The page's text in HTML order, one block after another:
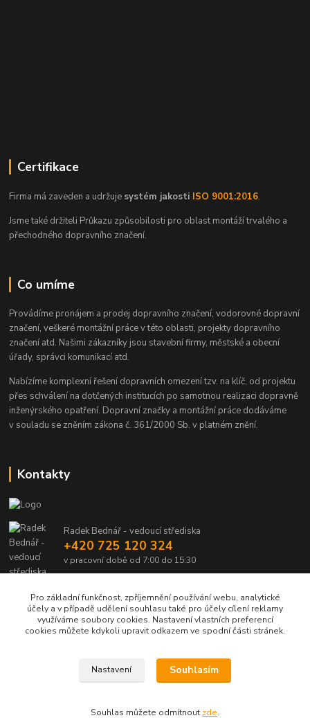
Certifikace
Firma má zaveden a udržuje systém jakosti ISO 9001:2016.
Jsme také držiteli Průkazu způsobilosti pro oblast montáží trvalého a
přechodného dopravního značení.
Co umíme
Provádíme pronájem a prodej dopravního značení, vodorovné dopravní
značení, veškeré montážní práce v této oblasti, projekty dopravního
značení atd. Našimi zákazníky jsou stavební firmy, městské a obecní
úřady, správci komunikací atd.
Nabízíme komplexní řešení dopravních omezení tzv. na klíč, od projektu
přes schválení na dotčených institucích po samotnou realizaci dopravně
inženýrského opatření. Dopravní značky a montážní práce dodáváme
v souladu se zněním zákona č. 361/2000 Sb. v platném znění.
Kontakty
Radek Bednář - vedoucí střediska
+420 725 120 324
v pracovní době od 7:00 do 15:30
Upravit sběr cookies.
DALSIKO s.r.o.
Pro základní funkčnost, zpříjemnění používání webu, analytické
účely a v případě udělení souhlasu také pro účely cílení reklamy
využíváme soubory cookies. Nastavení vlastních preferencí
cookies můžete kdykoli upravit odkazem ve spodní části stránek.
Nastavení Souhlasím
Souhlas můžete odmítnout zde.